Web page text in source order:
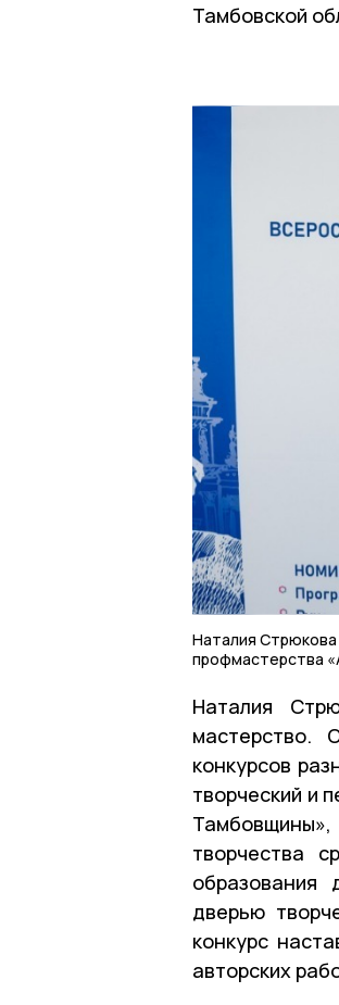
Тамбовской
Наталия Стрюкова
профмастерства
Наталия
мастерство.
конкурсов
творческий и
творчества
образования
дверью
конкурс
авторских